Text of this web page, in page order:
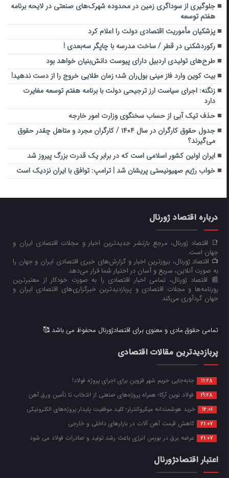
جلوگیری از سوداگری زمین در محدوده شهرک‌های صنعتی در لایحه برنامه
هفتم توسعه
پزشکیان مأموریت اقتصادی دولت را اعلام کرد
رکوردشکنی در قطر / ساخت مدرسه با چاپگر سه‌بعدی !
طرح‌های تولیدی اردبیل دارای پیوست دانش‌بنیان خواهد بود
بیت کوین وارد فاز مینی بول‌ران شد؛ زمان طلایی خروج را از دست ندهید!
زنگنه: اجرای سیاست ارز ترجیحی دولت با برنامه هفتم توسعه مغایرت
دارد
حذف تیک آبی از حساب سخنگوی وزارت امور خارجه
جدول حقوق کارگران در سال ۱۴۰۴ / کارگران مجرد و متاهل چقدر حقوق
می‌گیرند؟
ایران اولین کشور اسلامی است که در برابر یک قدرت بزرگ پیروز شد
خواب رژیم صهیونیستی پریشان شد | ترامپ: توافق با ایران نزدیک است
درباره اقتصاد ژورنال
📑 اقتصاد ژورنال، مرجع بازنشر جدیدترین اخبار و مجلات اقتصادی ایران و
جهان است.
📺 اقتصاد ژورنال، بروزترین اخبار و گزارش‌های خبری اقتصادی ایران و جهان را
به صورت آنلاین، سریع و آسان در اختیار شما قرار می‌‌دهد.
📰 اقتصاد ژورنال، تمامی اخبار اقتصادی را به صورت خودکار از معتبرترین
روزنامه‌ها و مجلات اقتصادی و پربازدیدترین خبرگزاری‌های اقتصادی ایران و
جهان گردآوری می‌کند.
تمامی حقوق مادی و معنوی برای اقتصادژورنال محفوظ می باشد 🥰
پربازدیدترین مقالات اقتصادی
11:28 جابه‌جایی حریم شهر قزوین برای اجرای پروژه فولاد!
19:28 فولاد نوین آرکا؛ همراه پروژه‌های صنعتی از انتخاب تا تأمین ورق آهن
12:01 خرید هوشمندانه میکروکنترلر؛ کلید موفقیت پایدار پروژه‌های الکترونیکی
21:07 کاهش قیمت آهن آلات در بازارهای داخلی و خارجی
21:07 عرضه برق در بورس انرژی باعث رشد تولید و صادرات فولاد می شود
اعتبار اقتصادژورنال